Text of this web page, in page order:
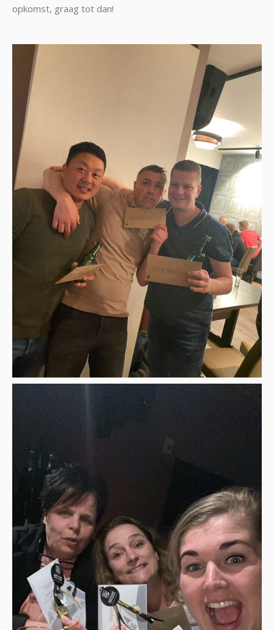
opkomst, graag tot dan!